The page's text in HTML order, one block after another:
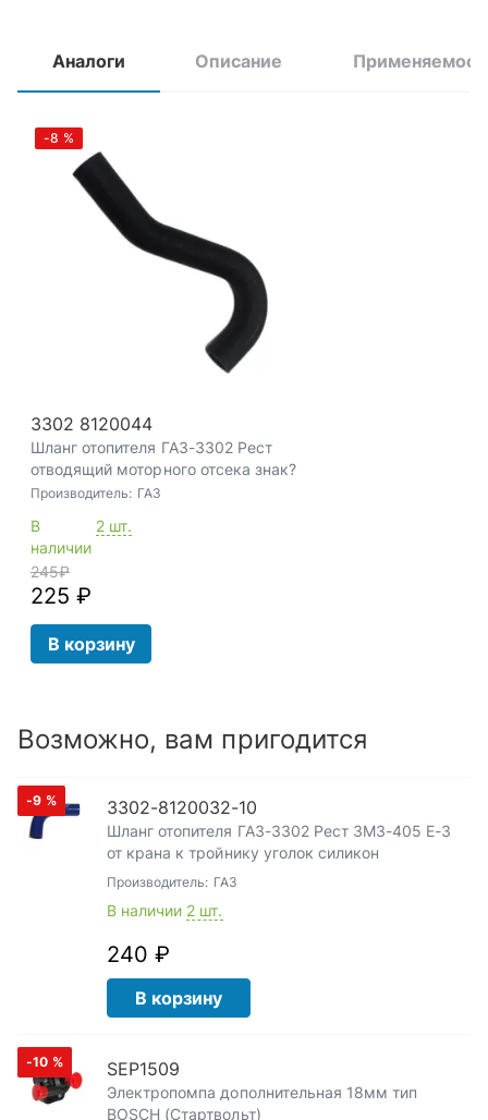
Аналоги Описание
-8 %
3302 8120044
Шланг отопителя ГАЗ-3302 Рест
отводящий моторного отсека знак?
Производитель: ГАЗ
В
наличии
2 шт.
245₽
225 ₽
В корзину
Возможно, вам пригодится
-9 % 3302-8120032-10
Шланг отопителя ГАЗ-3302 Рест ЗМЗ-405 Е-3
от крана к тройнику уголок силикон
Производитель: ГАЗ
В наличии 2 шт.
240 ₽
В корзину
-10 % SEP1509
Электропомпа дополнительная 18мм тип
BOSCH (Стартвольт)